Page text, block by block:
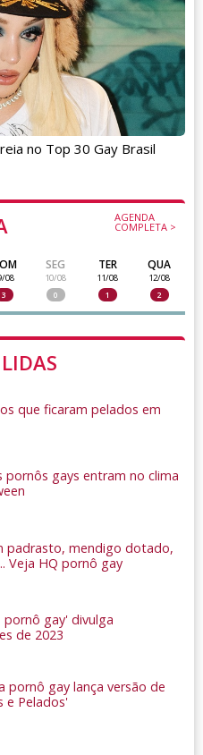
AGENDA
COMPLETA >
08
3
SEG
10/08
0
TER
11/08
1
QUA
12/08
2
que ficaram pelados em
pornôs gays entram no clima
padrasto, mendigo dotado,
Veja HQ pornô gay
pornô gay' divulga
de 2023
pornô gay lança versão de
e Pelados'
no Top 30 Gay Brasil